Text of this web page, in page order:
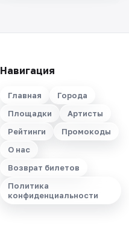
Навигация
Главная
Города
Площадки
Артисты
Рейтинги
Промокоды
О нас
Возврат билетов
Политика
конфиденциальности